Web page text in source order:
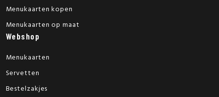
Menukaarten kopen
Menukaarten op maat
Webshop
Menukaarten
Servetten
Bestelzakjes